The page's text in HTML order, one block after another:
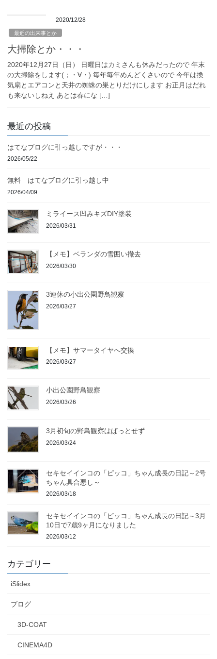
2020/12/28
最近の出来事とか
大掃除とか・・・
2020年12月27日（日） 日曜日はカミさんも休みだったので 年末
の大掃除をします(；・∀・) 毎年毎年めんどくさいので 今年は換
気扇とエアコンと天井の蜘蛛の巣とりだけにします お正月はだれ
も来ないしねえ あとは春にな […]
最近の投稿
はてなブログに引っ越しですが・・・
2026/05/22
無料 はてなブログに引っ越し中
2026/04/09
ミライース凹みキズDIY塗装
2026/03/31
【メモ】ベランダの雪囲い撤去
2026/03/30
3連休の小出公園野鳥観察
2026/03/27
【メモ】サマータイヤへ交換
2026/03/27
小出公園野鳥観察
2026/03/26
3月初旬の野鳥観察はぱっとせず
2026/03/24
セキセイインコの「ピッコ」ちゃん成長の日記～2号
ちゃん具合悪し～
2026/03/18
セキセイインコの「ピッコ」ちゃん成長の日記～3月
10日で7歳9ヶ月になりました
2026/03/12
カテゴリー
iSlidex
ブログ
3D-COAT
CINEMA4D